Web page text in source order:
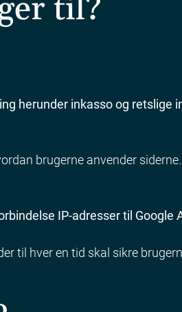
til?
herunder inkasso og retslige
brugerne anvender
IP-adresser til
til hver en tid skal sikre